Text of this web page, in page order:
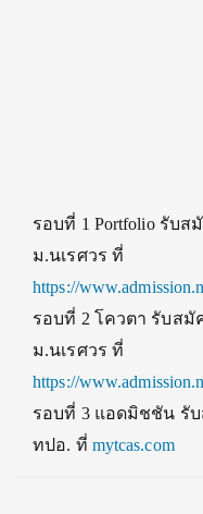
รอบที่ 1 Portfolioรับสมั
ม.นเรศวร ที่
https://
รอบที่ 2 โควตา รับสมั
ม.นเรศวร ที่
https://
รอบที่ 3 แอดมิชชัน รั
ทปอ. ที่ mytcas.com